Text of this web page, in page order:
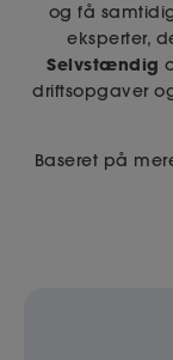
og få
eksperter,
Selvstændig
driftsopgaver
Baseret på